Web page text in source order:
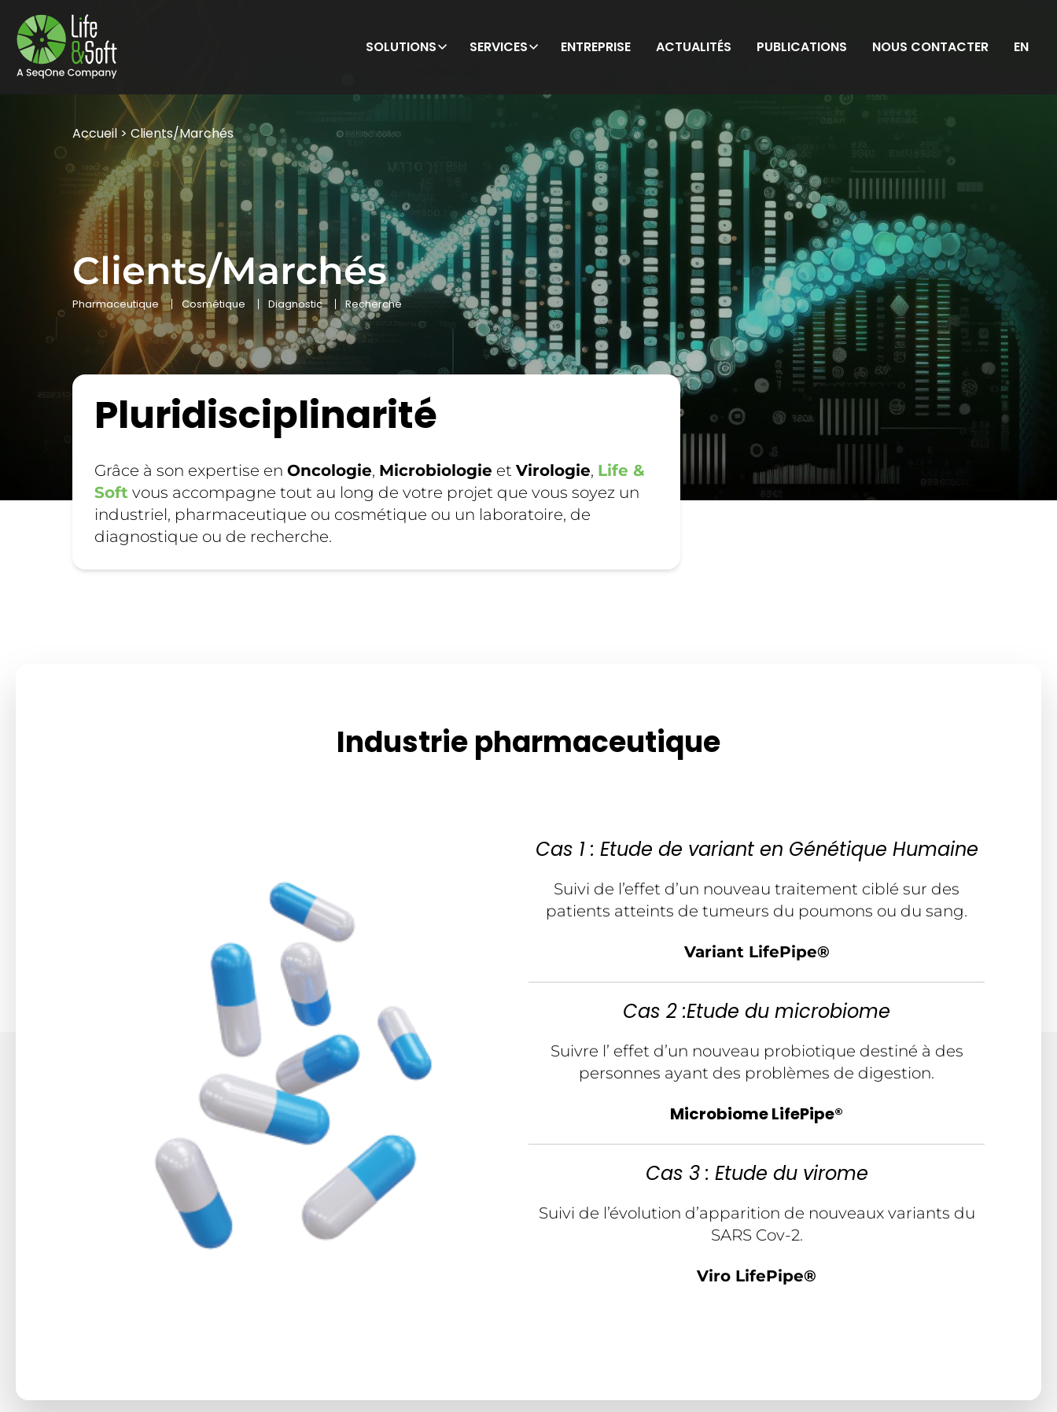
SOLUTIONS SERVICES ENTREPRISE ACTUALITÉS PUBLICATIONS NOUS CONTACTER EN
Accueil > Clients/Marchés
Clients/Marchés
Pharmaceutique Cosmétique Diagnostic Recherche
Pluridisciplinarité
Grâce à son expertise en Oncologie, Microbiologie et Virologie, Life &
Soft vous accompagne tout au long de votre projet que vous soyez un
industriel, pharmaceutique ou cosmétique ou un laboratoire, de
diagnostique ou de recherche.
Industrie pharmaceutique
Cas 1 : Etude de variant en Génétique Humaine
Suivi de l’effet d’un nouveau traitement ciblé sur des
patients atteints de tumeurs du poumons ou du sang.
Variant LifePipe®
Cas 2 :Etude du microbiome
Suivre l’ effet d’un nouveau probiotique destiné à des
personnes ayant des problèmes de digestion.
Microbiome LifePipe®
Cas 3 : Etude du virome
Suivi de l’évolution d’apparition de nouveaux variants du
SARS Cov-2.
Viro LifePipe®